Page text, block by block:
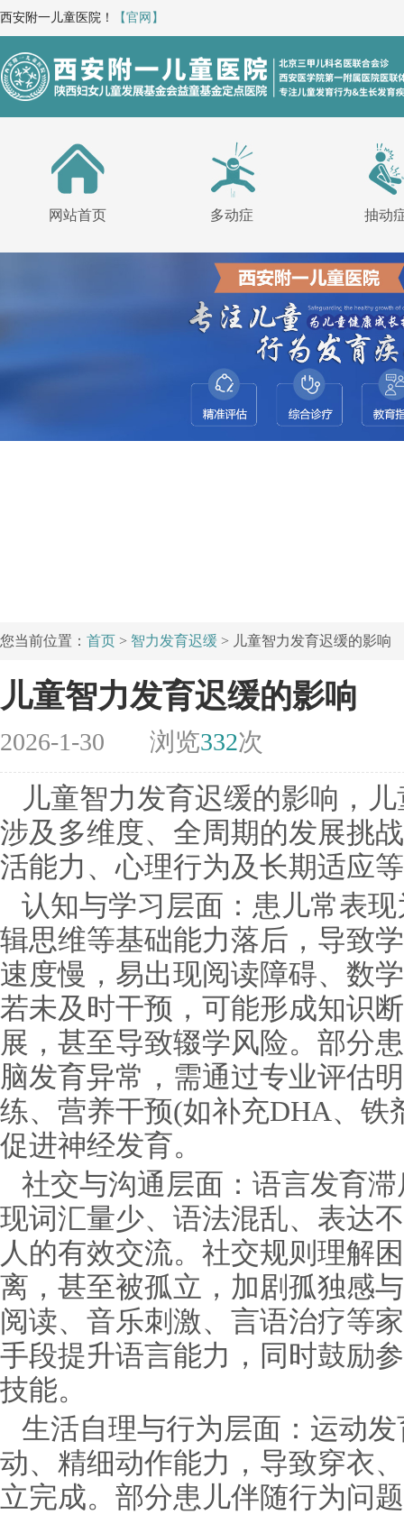
西安附一儿童医院！ 【官网】
网站首页 多动症 抽动
您当前位置： 首页 > 智力发育迟缓 > 儿童智力发育迟缓的影响
儿童智力发育迟缓的影响
2026-1-30 浏览332次
儿童智力发育迟缓的影响，
涉及多维度、全周期的发展挑
活能力、心理行为及长期适应
认知与学习层面：患儿常表
辑思维等基础能力落后，导致
速度慢，易出现阅读障碍、数
若未及时干预，可能形成知识
展，甚至导致辍学风险。部分
脑发育异常，需通过专业评估
练、营养干预(如补充DHA、铁
促进神经发育。
社交与沟通层面：语言发育
现词汇量少、语法混乱、表达
人的有效交流。社交规则理解
离，甚至被孤立，加剧孤独感
阅读、音乐刺激、言语治疗等
手段提升语言能力，同时鼓励
技能。
生活自理与行为层面：运动
动、精细动作能力，导致穿衣
立完成。部分患儿伴随行为问